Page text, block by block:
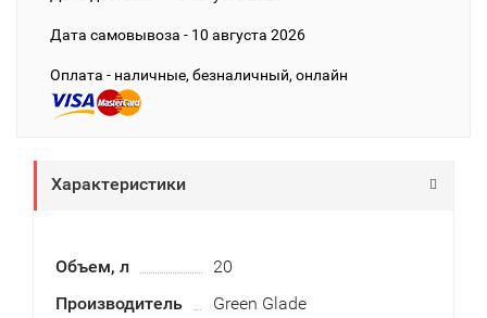
Дата cамовывоза - 10 августа 2026
Оплата - наличные, безналичный, онлайн
Характеристики
Объем, л
20
Производитель
Green Glade